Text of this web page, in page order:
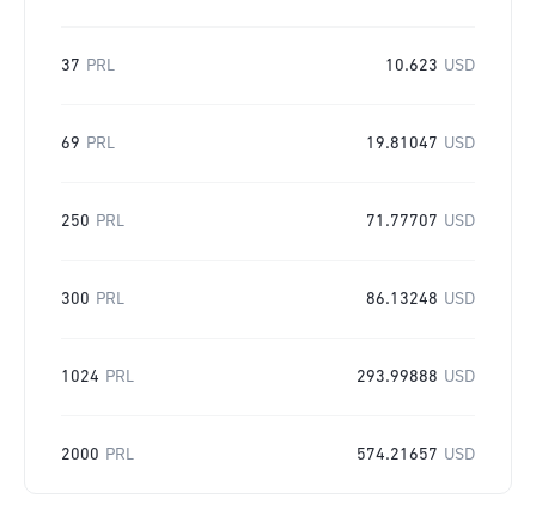
37 PRL 10.623 USD
69 PRL 19.81047 USD
250 PRL 71.77707 USD
300 PRL 86.13248 USD
1024 PRL 293.99888 USD
2000 PRL 574.21657 USD